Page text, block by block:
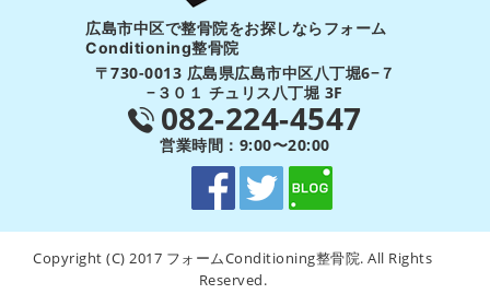
広島市中区で整骨院をお探しならフォーム
Conditioning整骨院
〒730-0013 広島県広島市中区八丁堀6−７
−３０１ チュリス八丁堀 3F
082-224-4547
営業時間：9:00〜20:00
Copyright (C) 2017 フォームConditioning整骨院. All Rights
Reserved.